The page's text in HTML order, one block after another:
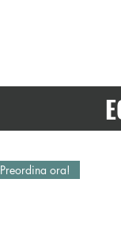
Preordina ora!